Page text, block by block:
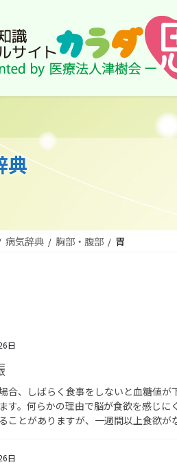
典
病気辞典 胸部・腹部 胃
日
合、しばらく食事をしないと血糖値
す。何らかの理由で脳が食欲を感じ
ことがありますが、一週間以上食欲が
日